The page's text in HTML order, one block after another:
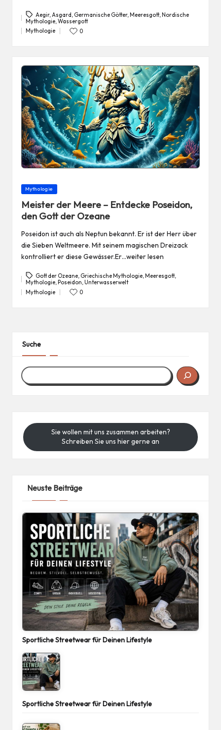
Tags:
Aegir,Asgard, Germanische Götter,Meeresgott,Nordische
Mythologie,Wassergott
Posted
Mythologie 0
Posted
Mythologie
Meister der Meere – Entdecke Poseidon,
den Gott der Ozeane
Poseidon ist auch als Neptun bekannt. Er ist der Herr über
die Sieben Weltmeere. Mit seinem magischen Dreizack
kontrolliert er diese Gewässer.Er…weiter lesen
Tags:
Gott der Ozeane, Griechische Mythologie, Meeresgott,
Mythologie, Poseidon,Unterwasserwelt
Posted
Mythologie 0
Suche
Sie wollen mit uns zusammen arbeiten?
Schreiben Sie uns hier gerne an
Neuste Beiträge
Sportliche Streetwear für Deinen Lifestyle
Sportliche Streetwear für Deinen Lifestyle